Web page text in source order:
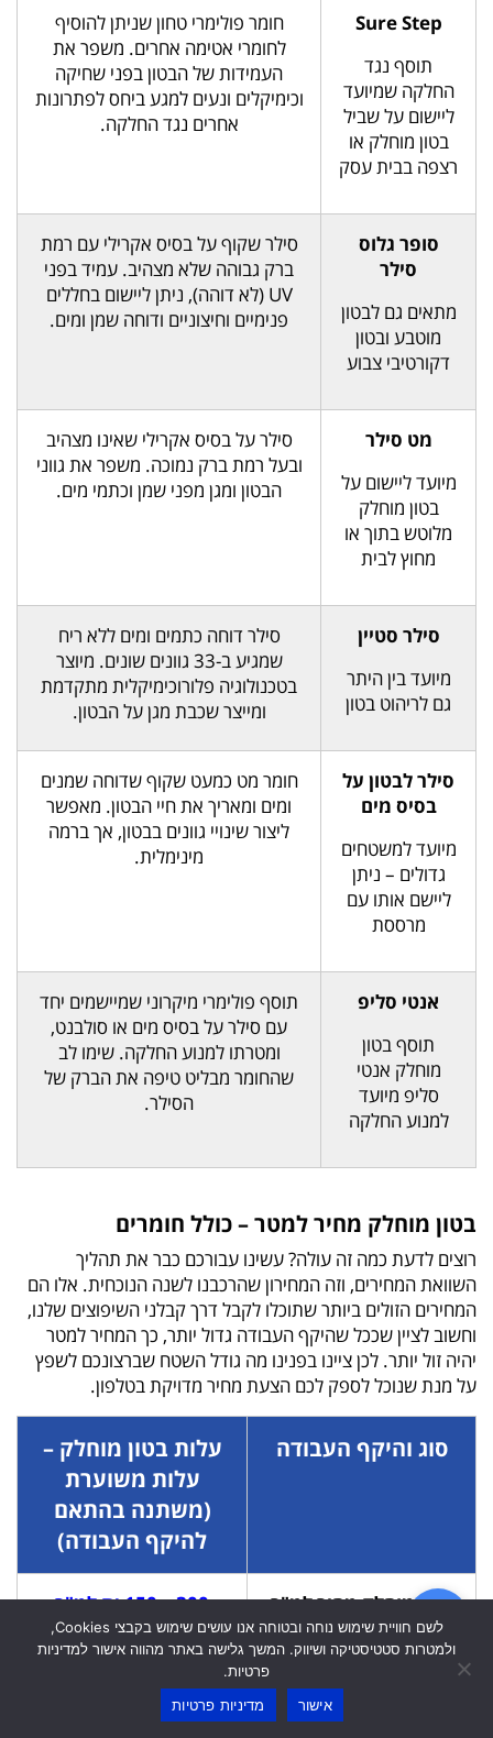
Sure Step
תוסף נגד
החלקה שמיועד
ליישום על שביל
בטון מוחלק או
רצפה בבית עסק
חומר פולימרי טחון שניתן להוסיף
לחומרי אטימה אחרים. משפר את
העמידות של הבטון בפני שחיקה
וכימיקלים ונעים למגע ביחס לפתרונות
אחרים נגד החלקה.
סופר גלוס
סילר
מתאים גם לבטון
מוטבע ובטון
דקורטיבי צבוע
סילר שקוף על בסיס אקרילי עם רמת
ברק גבוהה שלא מצהיב. עמיד בפני
UV (לא דוהה), ניתן ליישום בחללים
פנימיים וחיצוניים ודוחה שמן ומים.
מט סילר
מיועד ליישום על
בטון מוחלק
מלוטש בתוך או
מחוץ לבית
סילר על בסיס אקרילי שאינו מצהיב
ובעל רמת ברק נמוכה. משפר את גווני
הבטון ומגן מפני שמן וכתמי מים.
סילר סטיין
מיועד בין היתר
גם לריהוט בטון
סילר דוחה כתמים ומים ללא ריח
שמגיע ב-33 גוונים שונים. מיוצר
בטכנולוגיה פלורוכימיקלית מתקדמת
ומייצר שכבת מגן על הבטון.
סילר לבטון על
בסיס מים
מיועד למשטחים
גדולים – ניתן
ליישם אותו עם
מרססת
חומר מט כמעט שקוף שדוחה שמנים
ומים ומאריך את חיי הבטון. מאפשר
ליצור שינויי גוונים בבטון, אך ברמה
מינימלית.
אנטי סליפ
תוסף בטון
מוחלק אנטי
סליפ מיועד
למנוע החלקה
תוסף פולימרי מיקרוני שמיישמים יחד
עם סילר על בסיס מים או סולבנט,
ומטרתו למנוע החלקה. שימו לב
שהחומר מבליט טיפה את הברק של
הסילר.
בטון מוחלק מחיר למטר – כולל חומרים
רוצים לדעת כמה זה עולה? עשינו עבורכם כבר את תהליך
השוואת המחירים, וזה המחירון שהרכבנו לשנה הנוכחית. אלו הם
המחירים הזולים ביותר שתוכלו לקבל דרך קבלני השיפוצים שלנו,
וחשוב לציין שככל שהיקף העבודה גדול יותר, כך המחיר למטר
יהיה זול יותר. לכן ציינו בפנינו מה גודל השטח שברצונכם לשפץ
על מנת שנוכל לספק לכם הצעת מחיר מדויקת בטלפון.
סוג והיקף העבודה
עלות בטון מוחלק –
עלות משוערת
(משתנה בהתאם
להיקף העבודה)
בטון מוחלק מחיר למ"ר
לבטון בעובי 10-15 ס"מ
300 – 150 ₪ למ"ר
לשם חוויית שימוש נוחה ובטוחה אנו עושים שימוש בקבצי Cookies,
ולמטרות סטטיסטיקה ושיווק. המשך גלישה באתר מהווה אישור למדיניות
פרטיות.
אישור
מדיניות פרטיות